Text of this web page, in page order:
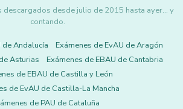
descargados desde julio de 2015 hasta ayer... y
contando.
de Andalucía
Exámenes de EvAU de Aragón
Asturias
Exámenes de EBAU de Cantabria
de EBAU de Castilla y León
de EvAU de Castilla-La Mancha
de PAU de Cataluña